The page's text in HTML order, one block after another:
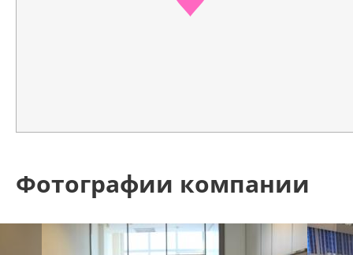
Фотографии компании